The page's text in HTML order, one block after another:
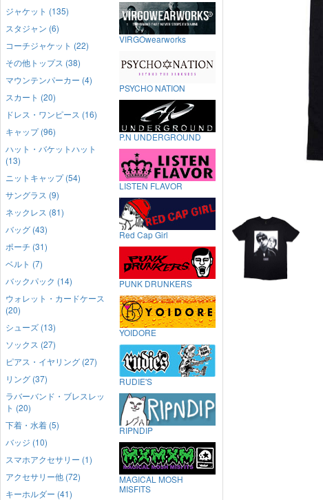
ジャケット (135)
スタジャン (6)
コーチジャケット (22)
その他トップス (38)
マウンテンパーカー (4)
スカート (20)
ドレス・ワンピース (16)
キャップ (96)
ハット・バケットハット
(13)
ニットキャップ (54)
サングラス (9)
ネックレス (81)
バッグ (43)
ポーチ (31)
ベルト (7)
バックパック (14)
ウォレット・カードケース
(20)
シューズ (13)
ソックス (27)
ピアス・イヤリング (27)
リング (37)
ラバーバンド・ブレスレッ
ト (20)
下着・水着 (5)
バッジ (10)
スマホアクセサリー (1)
アクセサリー他 (72)
キーホルダー (41)
VIRGOwearworks
PSYCHO NATION
P.N UNDERGROUND
LISTEN FLAVOR
Red Cap Girl
PUNK DRUNKERS
YOIDORE
RUDIE'S
RIPNDIP
MAGICAL MOSH
MISFITS